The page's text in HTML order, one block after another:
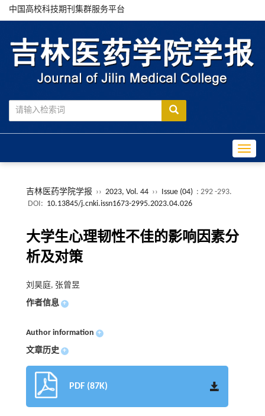
中国高校科技期刊集群服务平台
吉林医药学院学报 ›› 2023, Vol. 44 ›› Issue (04) : 292 -293.
DOI: 10.13845/j.cnki.issn1673-2995.2023.04.026
大学生心理韧性不佳的影响因素分
析及对策
刘昊庭, 张曾昱
作者信息 +
Author information +
文章历史 +
PDF (87K)